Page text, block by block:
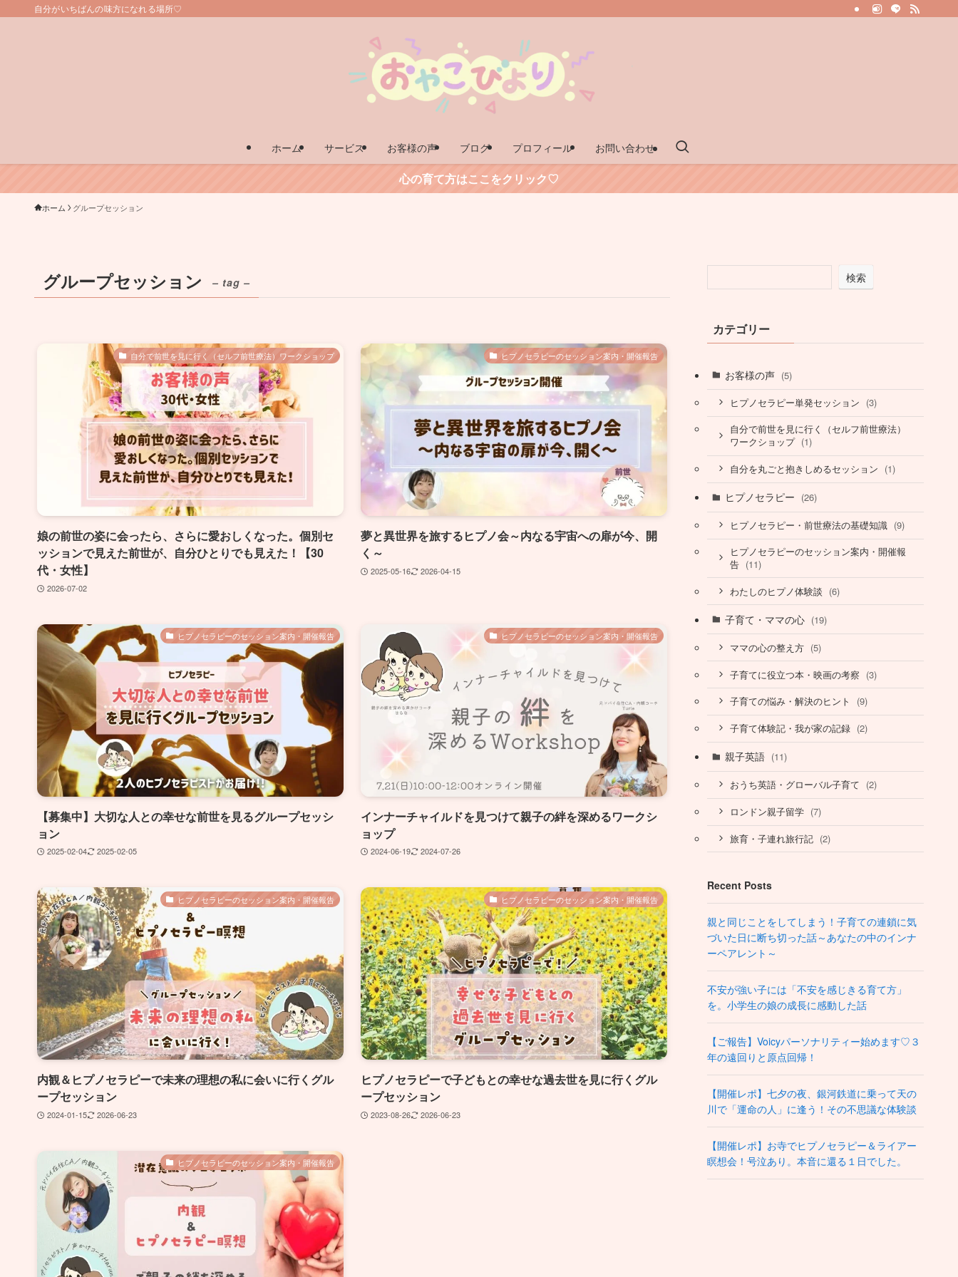
自分がいちばんの味方になれる場所♡
ホーム サービス お客様の声 ブログ プロフィール お問い合わせ
心の育て方はここをクリック♡
ホーム グループセッション
グループセッション – tag –
自分で前世を見に行く（セルフ前世療法）ワークショップ
娘の前世の姿に会ったら、さらに愛おしくなった。個別セ
ッションで見えた前世が、自分ひとりでも見えた！【30
代・女性】
2026-07-02
ヒプノセラピーのセッション案内・開催報告
夢と異世界を旅するヒプノ会～内なる宇宙への扉が今、開
く～
2025-05-16 2026-04-15
ヒプノセラピーのセッション案内・開催報告
【募集中】大切な人との幸せな前世を見るグループセッシ
ョン
2025-02-04 2025-02-05
ヒプノセラピーのセッション案内・開催報告
インナーチャイルドを見つけて親子の絆を深めるワークシ
ョップ
2024-06-19 2024-07-26
ヒプノセラピーのセッション案内・開催報告
内観＆ヒプノセラピーで未来の理想の私に会いに行くグル
ープセッション
2024-01-15 2026-06-23
ヒプノセラピーのセッション案内・開催報告
ヒプノセラピーで子どもとの幸せな過去世を見に行くグル
ープセッション
2023-08-26 2026-06-23
ヒプノセラピーのセッション案内・開催報告
検索
カテゴリー
お客様の声 (5)
ヒプノセラピー単発セッション (3)
自分で前世を見に行く（セルフ前世療法）
ワークショップ (1)
自分を丸ごと抱きしめるセッション (1)
ヒプノセラピー (26)
ヒプノセラピー・前世療法の基礎知識 (9)
ヒプノセラピーのセッション案内・開催報
告 (11)
わたしのヒプノ体験談 (6)
子育て・ママの心 (19)
ママの心の整え方 (5)
子育てに役立つ本・映画の考察 (3)
子育ての悩み・解決のヒント (9)
子育て体験記・我が家の記録 (2)
親子英語 (11)
おうち英語・グローバル子育て (2)
ロンドン親子留学 (7)
旅育・子連れ旅行記 (2)
Recent Posts
親と同じことをしてしまう！子育ての連鎖に気
づいた日に断ち切った話～あなたの中のインナ
ーペアレント～
不安が強い子には「不安を感じきる育て方」
を。小学生の娘の成長に感動した話
【ご報告】Voicyパーソナリティー始めます♡３
年の遠回りと原点回帰！
【開催レポ】七夕の夜、銀河鉄道に乗って天の
川で「運命の人」に逢う！その不思議な体験談
【開催レポ】お寺でヒプノセラピー＆ライアー
瞑想会！号泣あり。本音に還る１日でした。